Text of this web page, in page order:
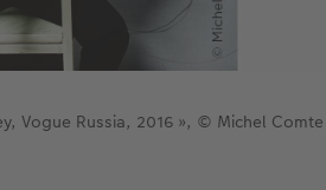
Vogue Russia, 2016 », © Michel Comte